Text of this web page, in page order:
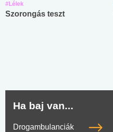
#Lélek
Szorongás teszt
Ha baj van...
Drogambulanciák